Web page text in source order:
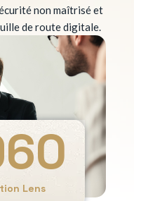
non maîtrisé et
de route digitale.
Lens